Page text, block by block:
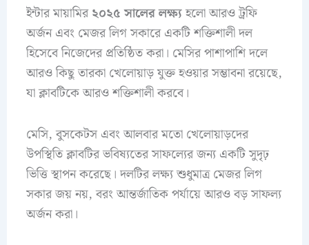
ইন্টার মায়ামির২০২৫ সালের লক্ষ্যহলো আরও ট্রফি
অর্জন এবং মেজর লিগ সকারে একটি শক্তিশালী দল
হিসেবে নিজেদের প্রতিষ্ঠিত করা। মেসির পাশাপাশি দলে
আরও কিছু তারকা খেলোয়াড় যুক্ত হওয়ার সম্ভাবনা রয়েছে,
যা ক্লাবটিকে আরও শক্তিশালী করবে।
মেসি, বুসকেটস এবং আলবার মতো খেলোয়াড়দের
উপস্থিতি ক্লাবটির ভবিষ্যতের সাফল্যের জন্য একটি সুদৃঢ়
ভিত্তি স্থাপন করেছে। দলটির লক্ষ্য শুধুমাত্র মেজর লিগ
সকার জয় নয়, বরং আন্তর্জাতিক পর্যায়ে আরও বড় সাফল্য
অর্জন করা।